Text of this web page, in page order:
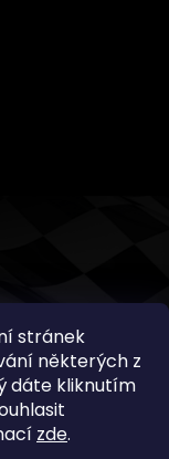
stránek
některých z
dáte kliknutím
zde.